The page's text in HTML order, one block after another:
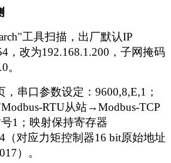
工具扫描，出厂默认IP
，改为192.168.1.200，子网掩码
。
，串口参数设定：9600,8,E,1；
RTU从站→Modbus-TCP
1；映射保持寄存器
（对应力矩控制器16 bit原始地址
）。